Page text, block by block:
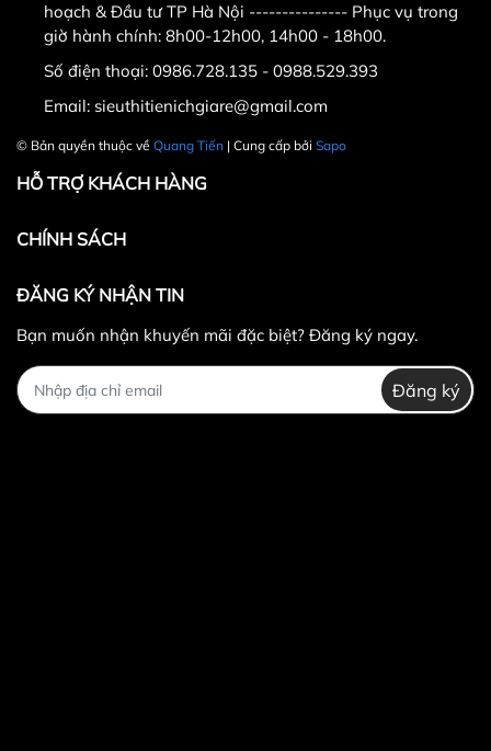
hoạch & Đầu tư TP Hà Nội --------------- Phục vụ trong
giờ hành chính: 8h00-12h00, 14h00 - 18h00.
Số điện thoại: 0986.728.135 - 0988.529.393
Email: sieuthitienichgiare@gmail.com
© Bản quyền thuộc về Quang Tiến | Cung cấp bởi Sapo
HỖ TRỢ KHÁCH HÀNG
CHÍNH SÁCH
ĐĂNG KÝ NHẬN TIN
Bạn muốn nhận khuyến mãi đặc biệt? Đăng ký ngay.
Đăng ký